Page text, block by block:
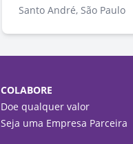
Santo André, São Paulo
COLABORE
Doe qualquer valor
Seja uma Empresa Parceira